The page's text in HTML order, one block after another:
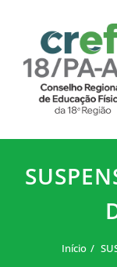
Início